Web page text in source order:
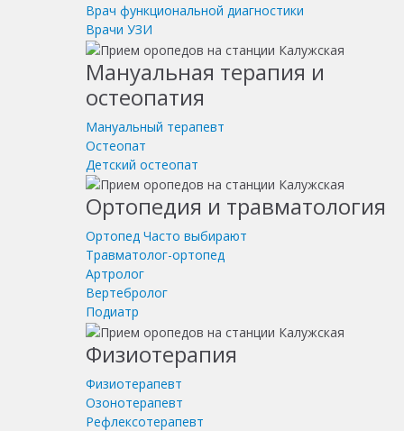
Врач функциональной диагностики
Врачи УЗИ
Мануальная терапия и
остеопатия
Мануальный терапевт
Остеопат
Детский остеопат
Ортопедия и травматология
Ортопед Часто выбирают
Травматолог-ортопед
Артролог
Вертебролог
Подиатр
Физиотерапия
Физиотерапевт
Озонотерапевт
Рефлексотерапевт